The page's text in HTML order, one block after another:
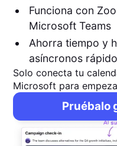
Funciona con
Microsoft Teams
Ahorra tiempo y
asíncronos
Solo conecta tu
Microsoft para
Pruébalo